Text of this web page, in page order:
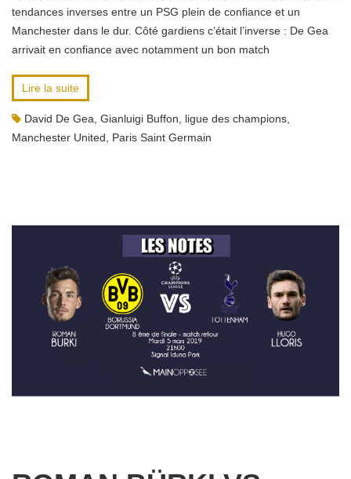
tendances inverses entre un PSG plein de confiance et un
Manchester dans le dur. Côté gardiens c’était l’inverse : De Gea
arrivait en confiance avec notamment un bon match
Lire la suite
David De Gea Gianluigi Buffon ligue des champions
Manchester United
Paris Saint Germain